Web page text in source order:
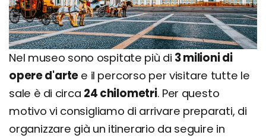
Nel museo sono ospitate più di 3 milioni di
opere d'arte e il percorso per visitare tutte le
sale è di circa 24 chilometri. Per questo
motivo vi consigliamo di arrivare preparati, di
organizzare già un itinerario da seguire in